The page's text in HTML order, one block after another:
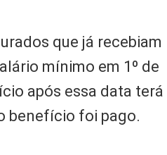
que já recebiam
mínimo em 1º de
após essa data terá
benefício foi pago.